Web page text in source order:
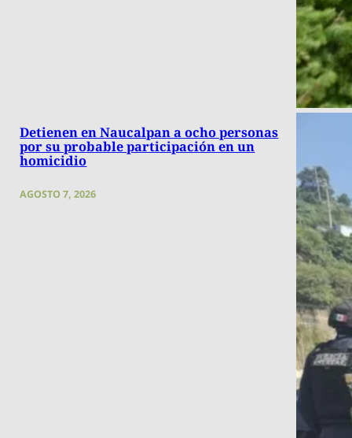
Detienen en Naucalpan a ocho personas
por su probable participación en un
homicidio
AGOSTO 7, 2026